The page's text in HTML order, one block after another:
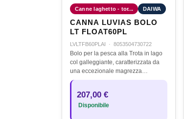
Canne laghetto - tor... DAIWA
CANNA LUVIAS BOLO
LT FLOAT60PL
LVLTFB60PLAI · 8053504730722
Bolo per la pesca alla Trota in lago
col galleggiante, caratterizzata da
una eccezionale magrezza
strutturale che darà al pescatore la
bolo di 5 o 6 metri, ma una…
207,00 €
Disponibile